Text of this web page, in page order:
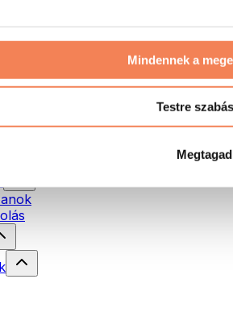
Mindennek a
Testre szabás
Megtagad